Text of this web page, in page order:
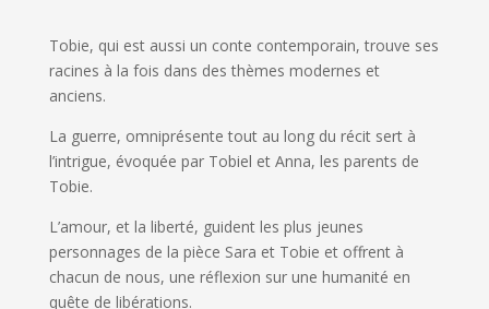
Tobie, qui est aussi un conte contemporain, trouve ses
racines à la fois dans des thèmes modernes et
anciens.
La guerre, omniprésente tout au long du récit sert à
l’intrigue, évoquée par Tobiel et Anna, les parents de
Tobie.
L’amour, et la liberté, guident les plus jeunes
personnages de la pièce Sara et Tobie et offrent à
chacun de nous, une réflexion sur une humanité en
quête de libérations.